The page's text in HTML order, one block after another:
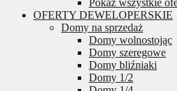
Pokaż wszystkie
OFERTY DEWELOPERSKIE
Domy na sprzedaż
Domy wolnostojąc
Domy szeregowe
Domy bliźniaki
Domy 1/2